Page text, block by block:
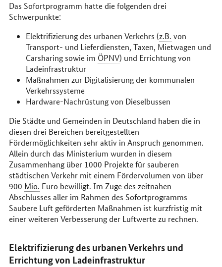
Das Sofortprogramm hatte die folgenden drei
Schwerpunkte:
Elektrifizierung des urbanen Verkehrs (z.B. von
Transport- und Lieferdiensten, Taxen, Mietwagen und
Carsharingsowie im ÖPNV) und Errichtung von
Ladeinfrastruktur
Maßnahmen zur Digitalisierung der kommunalen
Verkehrssysteme
Hardware-Nachrüstung von Dieselbussen
Die Städte und Gemeinden in Deutschland haben die in
diesen drei Bereichen bereitgestellten
Fördermöglichkeiten sehr aktiv in Anspruch genommen.
Allein durch das Ministerium wurden in diesem
Zusammenhang über 1000 Projekte für sauberen
städtischen Verkehr mit einem Fördervolumen von über
900 Mio. Euro bewilligt. Im Zuge des zeitnahen
Abschlusses aller im Rahmen des Sofortprogramms
Saubere Luft geförderten Maßnahmen ist kurzfristig mit
einer weiteren Verbesserung der Luftwerte zu rechnen.
Elektrifizierung des urbanen Verkehrs und
Errichtung von Ladeinfrastruktur